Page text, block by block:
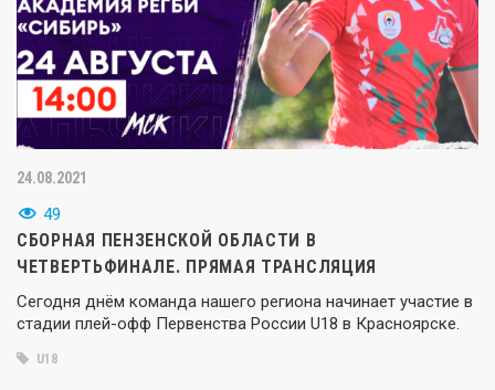
24.08.2021
49
СБОРНАЯ ПЕНЗЕНСКОЙ ОБЛАСТИ В
ЧЕТВЕРТЬФИНАЛЕ. ПРЯМАЯ ТРАНСЛЯЦИЯ
Сегодня днём команда нашего региона начинает участие в
стадии плей-офф Первенства России U18 в Красноярске.
U18